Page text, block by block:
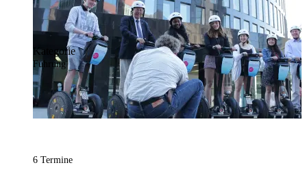
Kategorie
Führung
6 Termine